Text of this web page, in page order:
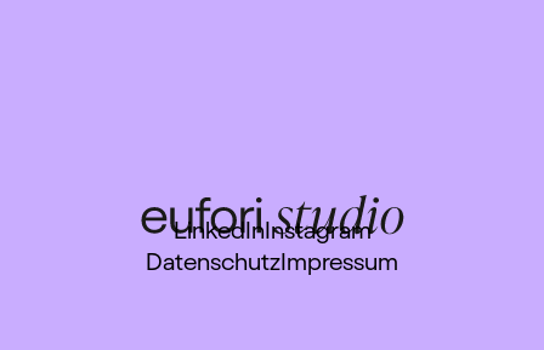
LinkedIn Instagram
Datenschutz Impressum